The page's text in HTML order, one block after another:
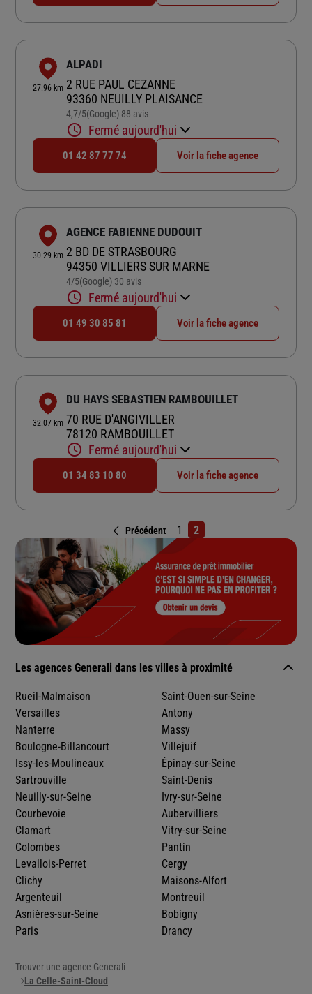
27.96 km
ALPADI
2 RUE PAUL CEZANNE
93360 NEUILLY PLAISANCE
4,7/5Note de 4.7 sur 5
(Google) 88 avis
Fermé aujourd'hui
01 42 87 77 74 Voir la fiche agence
30.29 km
AGENCE FABIENNE DUDOUIT
2 BD DE STRASBOURG
94350 VILLIERS SUR MARNE
4/5Note de 4 sur 5
(Google) 30 avis
Fermé aujourd'hui
01 49 30 85 81 Voir la fiche agence
32.07 km
DU HAYS SEBASTIEN RAMBOUILLET
70 RUE D'ANGIVILLER
78120 RAMBOUILLET
Fermé aujourd'hui
01 34 83 10 80 Voir la fiche agence
Précédent 1 2
Les agences Generali dans les villes à proximité
Rueil-Malmaison
Versailles
Nanterre
Boulogne-Billancourt
Issy-les-Moulineaux
Sartrouville
Neuilly-sur-Seine
Courbevoie
Clamart
Colombes
Levallois-Perret
Clichy
Argenteuil
Asnières-sur-Seine
Paris
Saint-Ouen-sur-Seine
Antony
Massy
Villejuif
Épinay-sur-Seine
Saint-Denis
Ivry-sur-Seine
Aubervilliers
Vitry-sur-Seine
Pantin
Cergy
Maisons-Alfort
Montreuil
Bobigny
Drancy
Trouver une agence Generali
La Celle-Saint-Cloud